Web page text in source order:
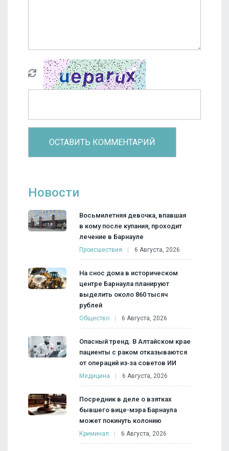
Новости
Восьмилетняя девочка, впавшая
в кому после купания, проходит
лечение в Барнауле
Происшествия 6 Августа, 2026
На снос дома в историческом
центре Барнаула планируют
выделить около 860 тысяч
рублей
Общество 6 Августа, 2026
Опасный тренд. В Алтайском крае
пациенты с раком отказываются
от операций из‑за советов ИИ
Медицина 6 Августа, 2026
Посредник в деле о взятках
бывшего вице-мэра Барнаула
может покинуть колонию
Криминал 6 Августа, 2026